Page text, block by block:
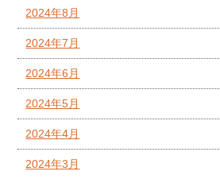
2024年8月
2024年7月
2024年6月
2024年5月
2024年4月
2024年3月